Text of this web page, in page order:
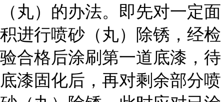
（丸）的办法。即先对一定面
积进行喷砂（丸）除锈，经检
验合格后涂刷第一道底漆，待
底漆固化后，再对剩余部分喷